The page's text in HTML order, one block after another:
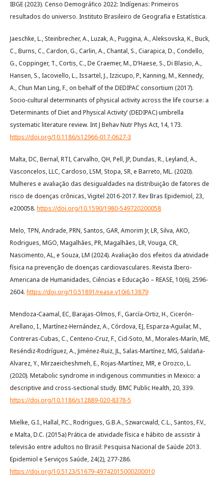
IBGE (2023). Censo Demográfico 2022: Indígenas: Primeiros
resultados do universo. Instituto Brasileiro de Geografia e Estatística.
Jaeschke, L., Steinbrecher, A., Luzak, A., Puggina, A., Aleksovska, K., Buck,
C., Burns, C., Cardon, G., Carlin, A., Chantal, S., Ciarapica, D., Condello,
G., Coppinger, T., Cortis, C., De Craemer, M., D’Haese, S., Di Blasio, A.,
Hansen, S., Iacoviello, L., Issartel, J., Izzicupo, P., Kanning, M., Kennedy,
A., Chun Man Ling, F., on behalf of the DEDIPAC consortium (2017).
Socio-cultural determinants of physical activity across the life course: a
‘Determinants of Diet and Physical Activity’ (DEDIPAC) umbrella
systematic literature review. Int J Behav Nutr Phys Act, 14, 173.
https://doi.org/10.1186/s12966-017-0627-3
Malta, DC, Bernal, RTI, Carvalho, QH, Pell, JP, Dundas, R., Leyland, A.,
Vasconcelos, LLC, Cardoso, LSM, Stopa, SR, e Barreto, ML. (2020).
Mulheres e avaliação das desigualdades na distribuição de fatores de
risco de doenças crônicas, Vigitel 2016-2017. Rev Bras Epidemiol, 23,
e200058. https://doi.org/10.1590/1980-549720200058
Melo, TPN, Andrade, PRN, Santos, GAR, Amorim Jr, LR, Silva, AKO,
Rodrigues, MGO, Magalhães, PR, Magalhães, LR, Vouga, CR,
Nascimento, AL, e Souza, LM (2024). Avaliação dos efeitos da atividade
física na prevenção de doenças cardiovasculares. Revista Ibero-
Americana de Humanidades, Ciências e Educação – REASE, 10(6), 2596-
2604. https://doi.org/10.51891/rease.v10i6.13879
Mendoza-Caamal, EC, Barajas-Olmos, F., García-Ortiz, H., Cicerón-
Arellano, I., Martínez-Hernández, A., Córdova, EJ, Esparza-Aguilar, M.,
Contreras-Cubas, C., Centeno-Cruz, F., Cid-Soto, M., Morales-Marín, ME,
Reséndiz-Rodríguez, A., Jiménez-Ruiz, JL, Salas-Martínez, MG, Saldaña-
Alvarez, Y., Mirzaeicheshmeh, E., Rojas-Martínez, MR, e Orozco, L.
(2020). Metabolic syndrome in indigenous communities in Mexico: a
descriptive and cross-sectional study. BMC Public Health, 20, 339.
https://doi.org/10.1186/s12889-020-8378-5
Mielke, G.I., Hallal, P.C., Rodrigues, G.B.A., Szwarcwald, C.L., Santos, F.V.,
e Malta, D.C. (2015a) Prática de atividade física e hábito de assistir à
televisão entre adultos no Brasil: Pesquisa Nacional de Saúde 2013.
Epidemiol e Serviços Saúde, 24(2), 277-286.
https://doi.org/10.5123/S1679-49742015000200010